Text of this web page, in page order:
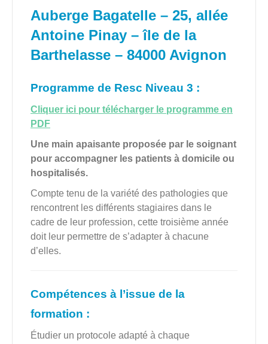
Auberge Bagatelle – 25, allée
Antoine Pinay – île de la
Barthelasse – 84000 Avignon
Programme de Resc Niveau 3 :
Cliquer ici pour télécharger le programme en
PDF
Une main apaisante proposée par le soignant
pour accompagner les patients à domicile ou
hospitalisés.
Compte tenu de la variété des pathologies que
rencontrent les différents stagiaires dans le
cadre de leur profession, cette troisième année
doit leur permettre de s’adapter à chacune
d’elles.
Compétences à l’issue de la
formation :
Étudier un protocole adapté à chaque